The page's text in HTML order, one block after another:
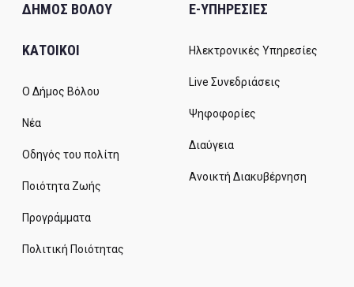
ΔΗΜΟΣ ΒΟΛΟΥ
ΚΑΤΟΙΚΟΙ
Ο Δήμος Βόλου
Νέα
Οδηγός του πολίτη
Ποιότητα Ζωής
Προγράμματα
Πολιτική Ποιότητας
E-ΥΠΗΡΕΣΙΕΣ
Ηλεκτρονικές Υπηρεσίες
Live Συνεδριάσεις
Ψηφοφορίες
Διαύγεια
Ανοικτή Διακυβέρνηση